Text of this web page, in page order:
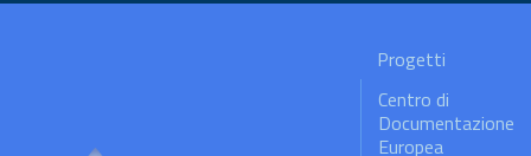
Progetti
Centro di
Documentazione
Europea